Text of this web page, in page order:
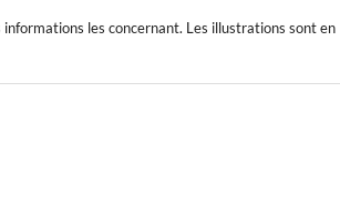
les concernant. Les illustrations sont en